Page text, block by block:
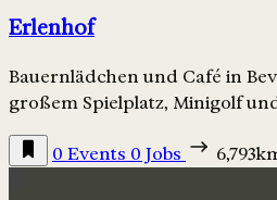
Erlenhof
Bauernlädchen und Café in
großem Spielplatz, Minigolf
0 Events 0 Jobs